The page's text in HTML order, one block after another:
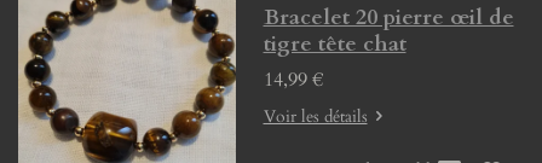
Bracelet 20 pierre œil de
tigre tête chat
14,99 €
Voir les détails